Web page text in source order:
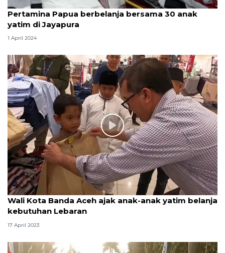
Pertamina Papua berbelanja bersama 30 anak
yatim di Jayapura
1 April 2024
Wali Kota Banda Aceh ajak anak-anak yatim belanja
kebutuhan Lebaran
17 April 2023